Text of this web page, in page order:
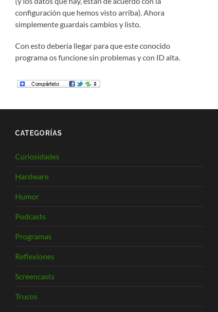
configuración que hemos visto arriba). Ahora
simplemente guardais cambios y listo.
Con esto debería llegar para que este conocido
programa os funcione sin problemas y con ID alta.
CATEGORÍAS
Curiosidades
Hardware
Humor
Podcasts
Programas
Reflexiones
Screencasts
Trucos